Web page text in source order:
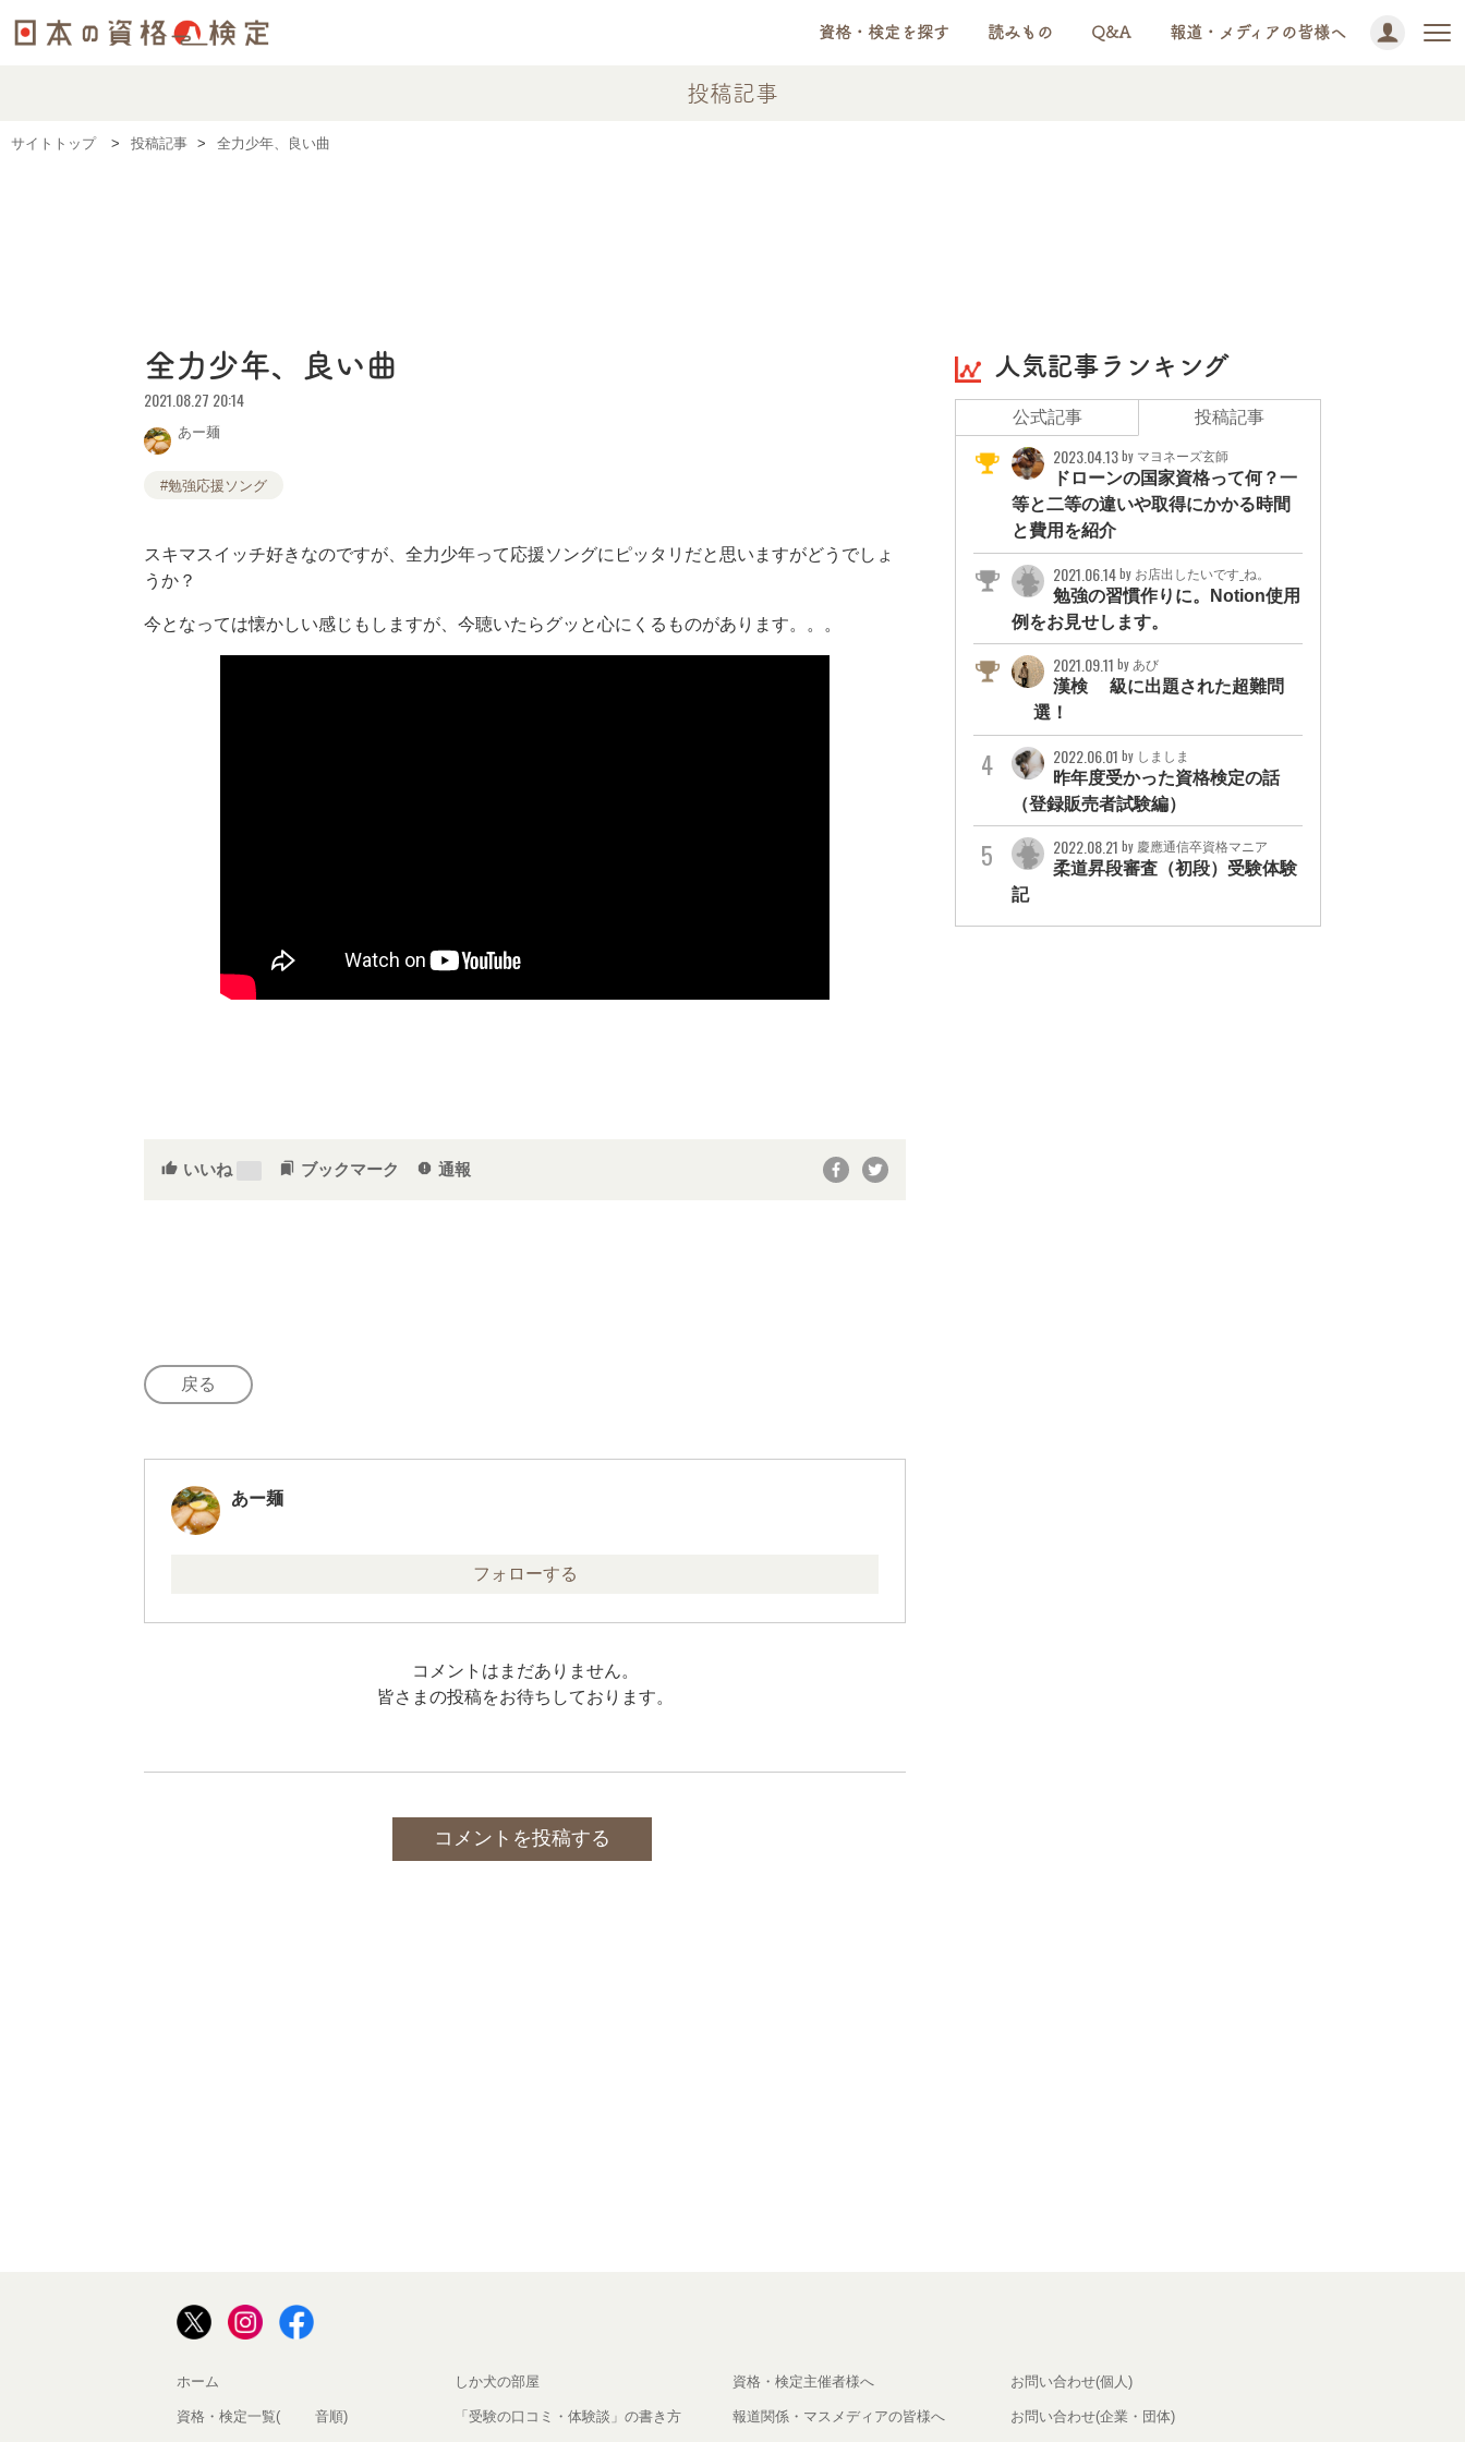
資格・検定を探す 読みもの Q&A 報道・メディアの皆様へ
投稿記事
サイトトップ 投稿記事 全力少年、良い曲
全力少年、良い曲
2021.08.27 20:14
あー麺
#勉強応援ソング
スキマスイッチ好きなのですが、全力少年って応援ソングにピッタリだと思いますがどうでしょ
うか？
今となっては懐かしい感じもしますが、今聴いたらグッと心にくるものがあります。。。
thumb_up いいね bookmarks ブックマーク report 通報
戻る
あー麺
フォローする
コメントはまだありません。
皆さまの投稿をお待ちしております。
コメントを投稿する
人気記事ランキング
公式記事 投稿記事
2023.04.13by マヨネーズ玄師
ドローンの国家資格って何？一
等と二等の違いや取得にかかる時間
と費用を紹介
2021.06.14by お店出したいです_ね。
勉強の習慣作りに。Notion使用
例をお見せします。
2021.09.11 by あび
漢検1級に出題された超難問
3選！
2022.06.01 by しましま
昨年度受かった資格検定の話
（登録販売者試験編）
2022.08.21 by 慶應通信卒資格マニア
柔道昇段審査（初段）受験体験
記
ホーム
資格・検定一覧(50音順)
しか犬の部屋
「受験の口コミ・体験談」の書き方
資格・検定主催者様へ
報道関係・マスメディアの皆様へ
お問い合わせ(個人)
お問い合わせ(企業・団体)